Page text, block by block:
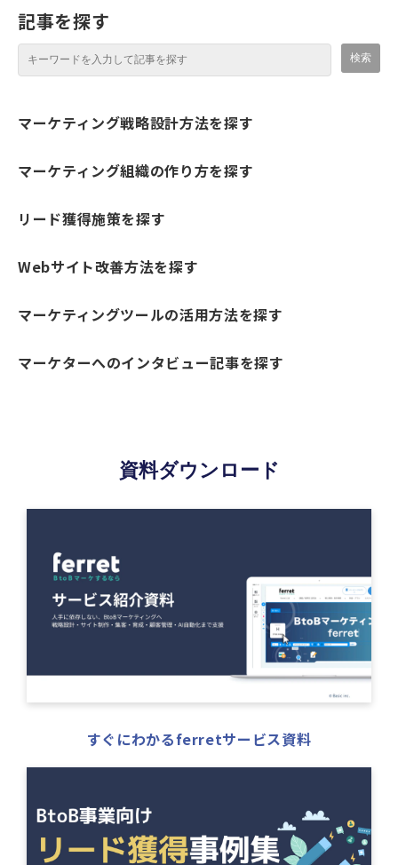
記事を探す
マーケティング戦略設計方法を探す
マーケティング組織の作り方を探す
リード獲得施策を探す
Webサイト改善方法を探す
マーケティングツールの活用方法を探す
マーケターへのインタビュー記事を探す
資料ダウンロード
すぐにわかるferretサービス資料